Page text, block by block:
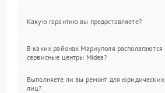
Какую гарантию вы предоставляете?
В каких районах Мариуполя располагаются
сервисные центры Midea?
Выполняете ли вы ремонт для юридических
лиц?